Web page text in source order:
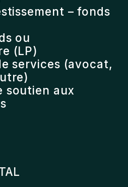
– fonds
ou
(LP)
services (avocat,
soutien aux